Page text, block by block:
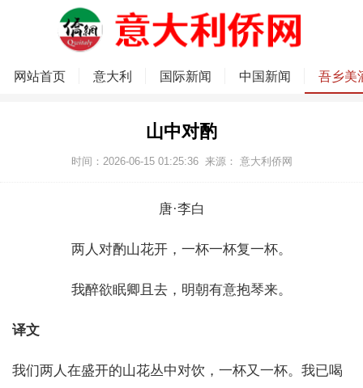
网站首页 意大利 国际新闻 中国新闻 吾乡美
山中对酌
时间：2026-06-15 01:25:36 来源： 意大利侨网
唐·李白
两人对酌山花开，一杯一杯复一杯。
我醉欲眠卿且去，明朝有意抱琴来。
译文
我们两人在盛开的山花丛中对饮，一杯又一杯。我已喝